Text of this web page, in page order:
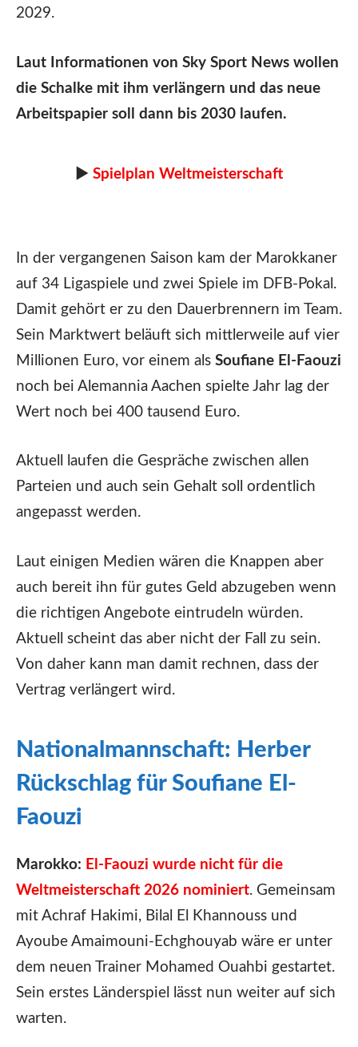
2029.
Laut Informationen von Sky Sport News wollen
die Schalke mit ihm verlängern und das neue
Arbeitspapier soll dann bis 2030 laufen.
► Spielplan Weltmeisterschaft
In der vergangenen Saison kam der Marokkaner
auf 34 Ligaspiele und zwei Spiele im DFB-Pokal.
Damit gehört er zu den Dauerbrennern im Team.
Sein Marktwert beläuft sich mittlerweile auf vier
Millionen Euro, vor einem als Soufiane El-Faouzi
noch bei Alemannia Aachen spielte Jahr lag der
Wert noch bei 400 tausend Euro.
Aktuell laufen die Gespräche zwischen allen
Parteien und auch sein Gehalt soll ordentlich
angepasst werden.
Laut einigen Medien wären die Knappen aber
auch bereit ihn für gutes Geld abzugeben wenn
die richtigen Angebote eintrudeln würden.
Aktuell scheint das aber nicht der Fall zu sein.
Von daher kann man damit rechnen, dass der
Vertrag verlängert wird.
Nationalmannschaft: Herber
Rückschlag für Soufiane El-
Faouzi
Marokko: El-Faouzi wurde nicht für die
Weltmeisterschaft 2026 nominiert. Gemeinsam
mit Achraf Hakimi, Bilal El Khannouss und
Ayoube Amaimouni-Echghouyab wäre er unter
dem neuen Trainer Mohamed Ouahbi gestartet.
Sein erstes Länderspiel lässt nun weiter auf sich
warten.